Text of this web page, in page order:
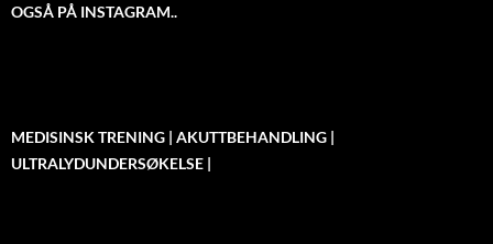
OGSÅ PÅ INSTAGRAM..
MEDISINSK TRENING | AKUTTBEHANDLING |
ULTRALYDUNDERSØKELSE |